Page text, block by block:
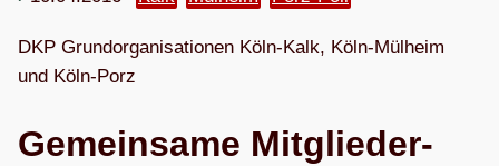
DKP Grund­or­ga­ni­sa­tio­nen Köln-Kalk, Köln-Mül­heim
und Köln-Porz
Gemein­same Mit­glie­der­